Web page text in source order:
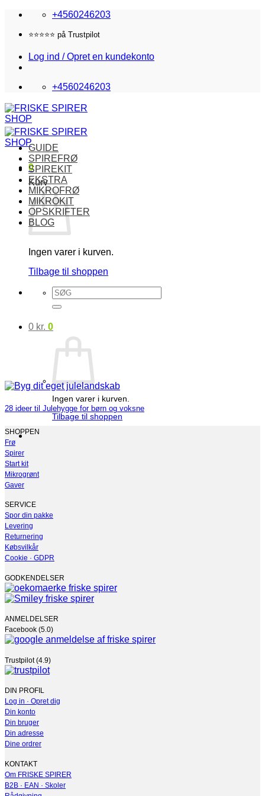
Fortsæt
indhold
+4560246203
⭐️⭐️⭐️⭐️⭐️ på Trustpilot
Log ind / Opret en kundekonto
+4560246203
0
Kurv
Ingen varer i kurven.
Tilbage til shoppen
Søg
efter:
0 kr. 0
Ingen varer i kurven.
Tilbage til shoppen
GUIDE
SPIREFRØ
SPIREKIT
EKSTRA
MIKROFRØ
MIKROKIT
OPSKRIFTER
BLOG
28 ideer til Julehygge for børn og voksne
SHOPPEN
Frø
Spirer
Start kit
Mikrogrønt
Gaver
SERVICE
Spor din pakke
Levering
Returnering
Købsvilkår
Cookie · GDPR
GODKENDELSER
ANMELDELSER
Facebook (5.0)
Trustpilot (4.9)
DIN PROFIL
Log in · Opret dig
Din konto
Din bruger
Din adresse
Dine ordrer
KONTAKT
Om FRISKE SPIRER
B2B · EAN · Skoler